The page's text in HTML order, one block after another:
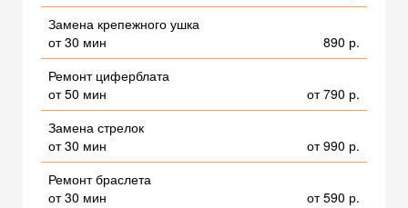
Замена крепежного ушка
от 30 мин
890 р.
Ремонт циферблата
от 50 мин
от 790 р.
Замена стрелок
от 30 мин
от 990 р.
Ремонт браслета
от 30 мин
от 590 р.